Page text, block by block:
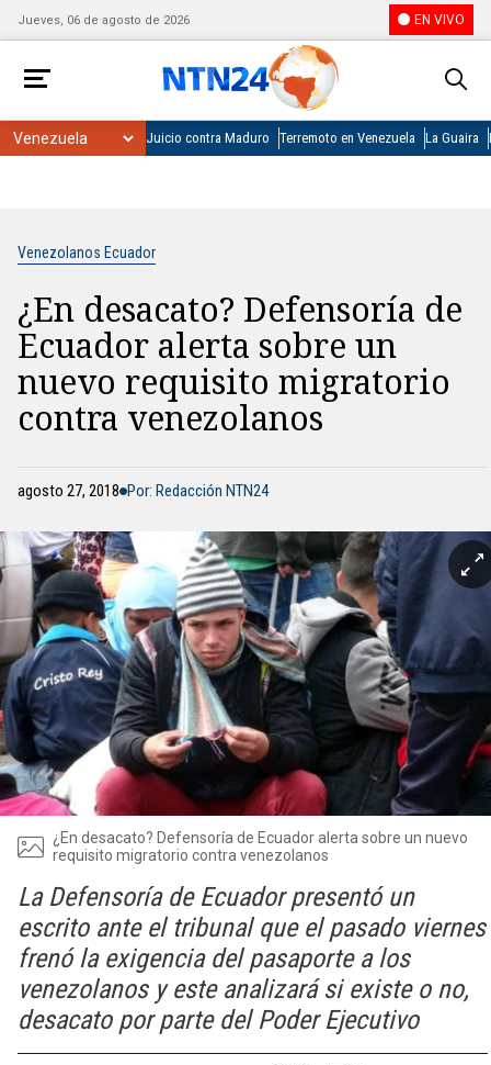
Jueves, 06 de agosto de 2026 EN VIVO
Juicio contra Maduro Terremoto en Venezuela La Guaira
Venezolanos Ecuador
¿En desacato? Defensoría de
Ecuador alerta sobre un
nuevo requisito migratorio
contra venezolanos
agosto 27, 2018 Por: Redacción NTN24
¿En desacato? Defensoría de Ecuador alerta sobre un nuevo
requisito migratorio contra venezolanos
La Defensoría de Ecuador presentó un
escrito ante el tribunal que el pasado viernes
frenó la exigencia del pasaporte a los
venezolanos y este analizará si existe o no,
desacato por parte del Poder Ejecutivo